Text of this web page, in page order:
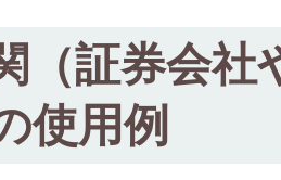
（証券会社
使用例